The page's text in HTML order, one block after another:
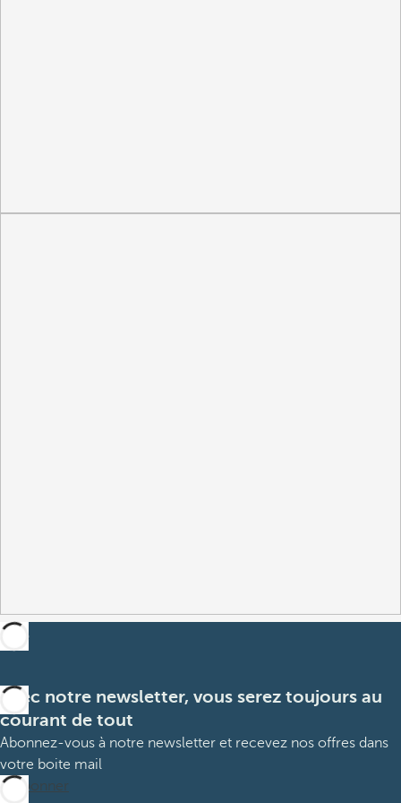
Avec notre newsletter, vous serez toujours au
courant de tout
Abonnez-vous à notre newsletter et recevez nos offres dans
votre boite mail
M’abonner